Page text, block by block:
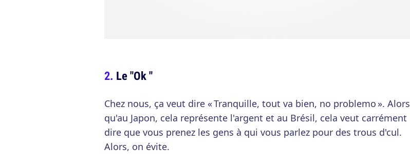
Le "Ok "
Chez nous, ça veut dire « Tranquille, tout va bien, no problemo ». Alors
qu'au Japon, cela représente l'argent et au Brésil, cela veut carrément
dire que vous prenez les gens à qui vous parlez pour des trous d'cul.
Alors, on évite.